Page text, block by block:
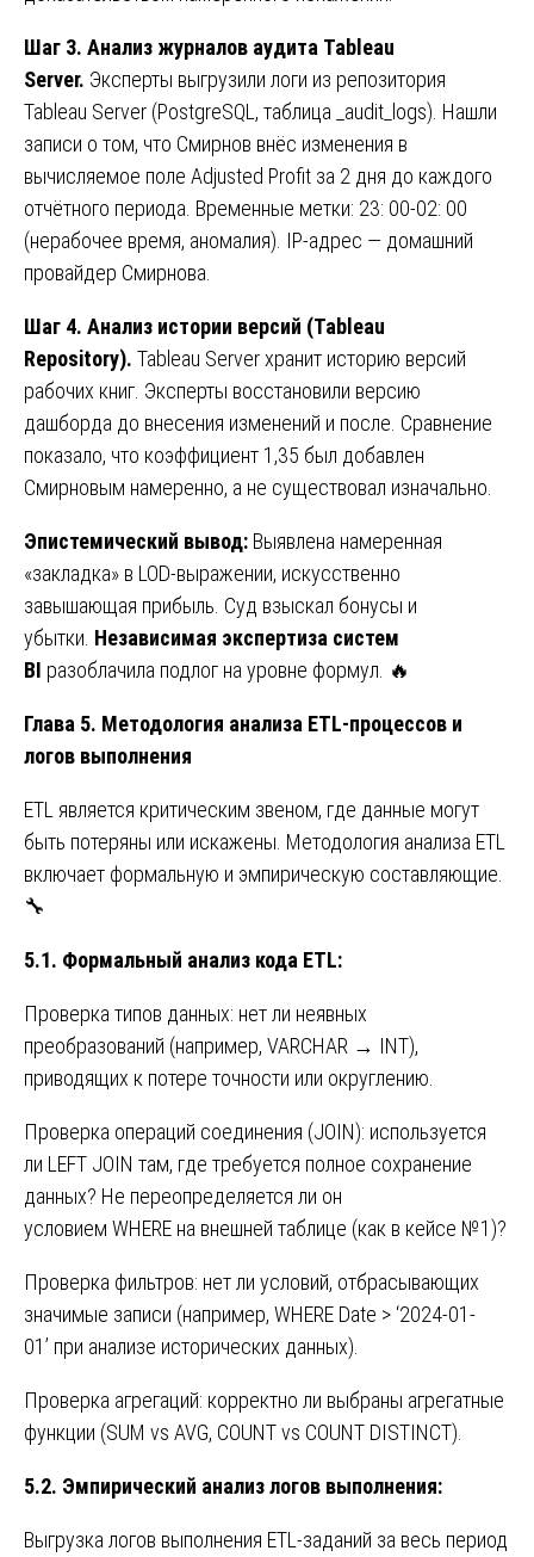
Шаг 3. Анализ журналов аудита Tableau
Server. Эксперты выгрузили логи из репозитория
Tableau Server (PostgreSQL, таблица _audit_logs). Нашли
записи о том, что Смирнов внёс изменения в
вычисляемое поле Adjusted Profit за 2 дня до каждого
отчётного периода. Временные метки: 23: 00-02: 00
(нерабочее время, аномалия). IP-адрес — домашний
провайдер Смирнова.
Шаг 4. Анализ истории версий (Tableau
Repository). Tableau Server хранит историю версий
рабочих книг. Эксперты восстановили версию
дашборда до внесения изменений и после. Сравнение
показало, что коэффициент 1,35 был добавлен
Смирновым намеренно, а не существовал изначально.
Эпистемический вывод: Выявлена намеренная
«закладка» в LOD-выражении, искусственно
завышающая прибыль. Суд взыскал бонусы и
убытки. Независимая экспертиза систем
BI разоблачила подлог на уровне формул. 🔥
Глава 5. Методология анализа ETL-процессов и
логов выполнения
ETL является критическим звеном, где данные могут
быть потеряны или искажены. Методология анализа ETL
включает формальную и эмпирическую составляющие.
🔧
5.1. Формальный анализ кода ETL:
Проверка типов данных: нет ли неявных
преобразований (например, VARCHAR → INT),
приводящих к потере точности или округлению.
Проверка операций соединения (JOIN): используется
ли LEFT JOIN там, где требуется полное сохранение
данных? Не переопределяется ли он
условием WHERE на внешней таблице (как в кейсе №1)?
Проверка фильтров: нет ли условий, отбрасывающих
значимые записи (например, WHERE Date > ‘2024-01-
01’ при анализе исторических данных).
Проверка агрегаций: корректно ли выбраны агрегатные
функции (SUM vs AVG, COUNT vs COUNT DISTINCT).
5.2. Эмпирический анализ логов выполнения:
Выгрузка логов выполнения ETL-заданий за весь период